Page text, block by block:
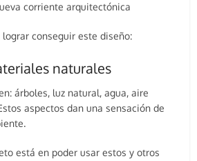
corriente arquitectónica
conseguir este diseño:
naturales
árboles, luz natural, agua, aire
aspectos dan una sensación de
está en poder usar estos y otros